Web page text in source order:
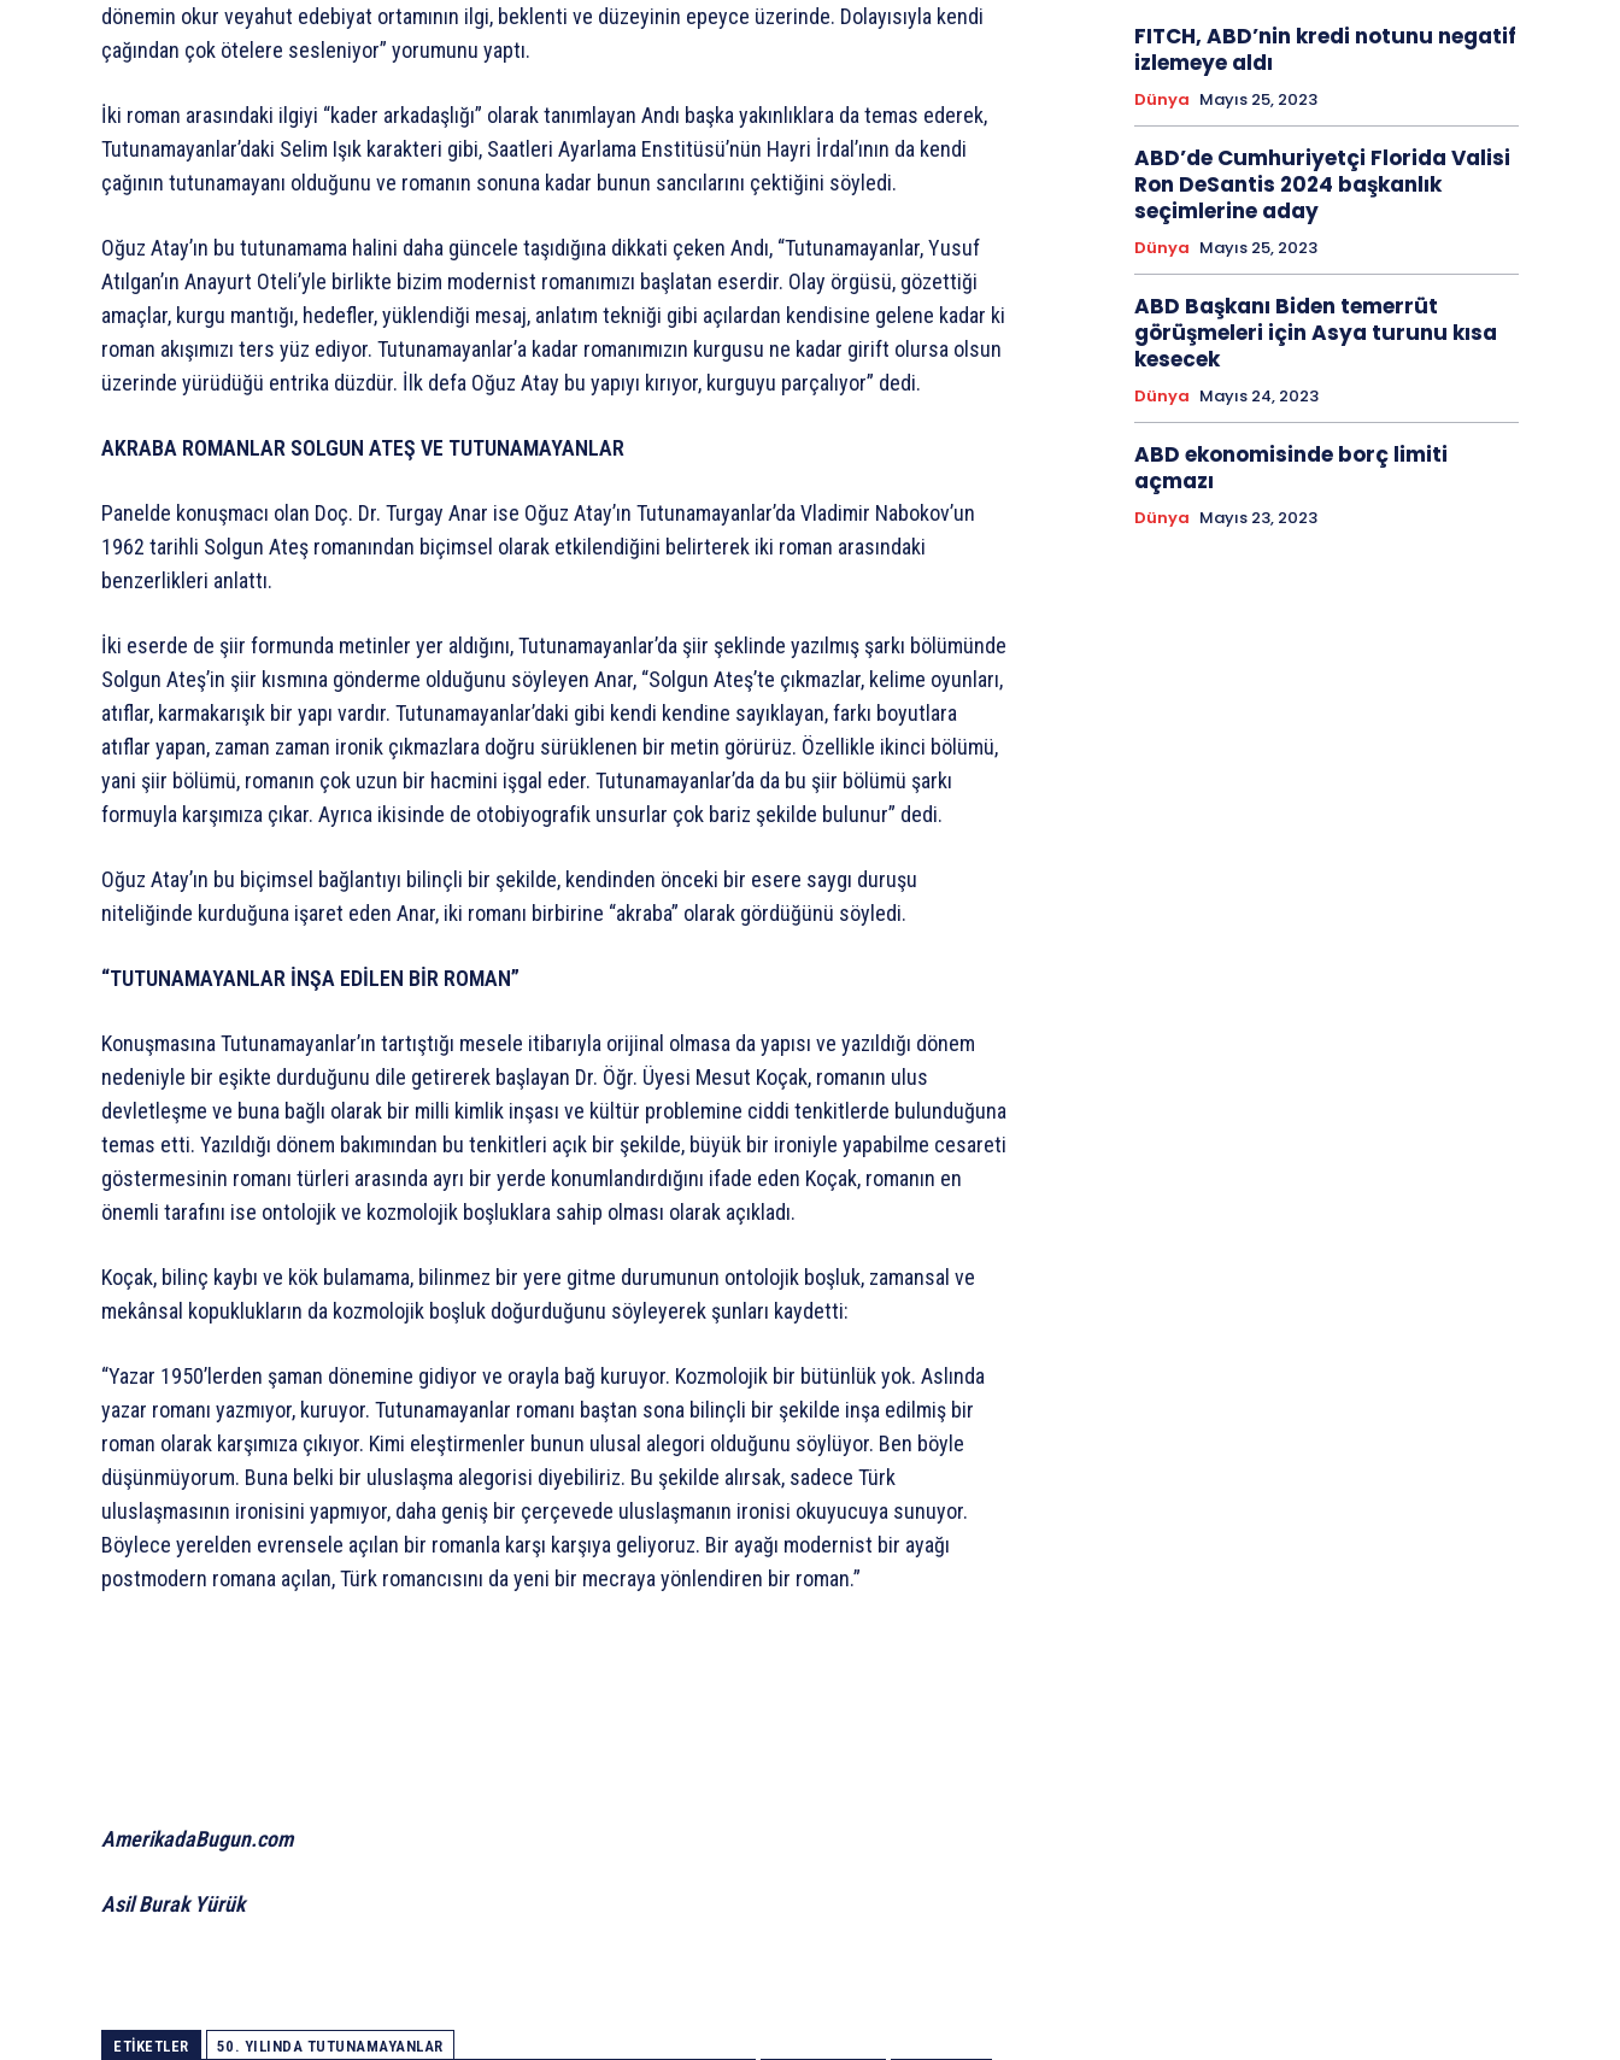
dönemin okur veyahut edebiyat ortamının ilgi, beklenti ve düzeyinin epeyce üzerinde. Dolayısıyla kendi
çağından çok ötelere sesleniyor” yorumunu yaptı.
İki roman arasındaki ilgiyi “kader arkadaşlığı” olarak tanımlayan Andı başka yakınlıklara da temas ederek,
Tutunamayanlar’daki Selim Işık karakteri gibi, Saatleri Ayarlama Enstitüsü’nün Hayri İrdal’ının da kendi
çağının tutunamayanı olduğunu ve romanın sonuna kadar bunun sancılarını çektiğini söyledi.
Oğuz Atay’ın bu tutunamama halini daha güncele taşıdığına dikkati çeken Andı, “Tutunamayanlar, Yusuf
Atılgan’ın Anayurt Oteli’yle birlikte bizim modernist romanımızı başlatan eserdir. Olay örgüsü, gözettiği
amaçlar, kurgu mantığı, hedefler, yüklendiği mesaj, anlatım tekniği gibi açılardan kendisine gelene kadar ki
roman akışımızı ters yüz ediyor. Tutunamayanlar’a kadar romanımızın kurgusu ne kadar girift olursa olsun
üzerinde yürüdüğü entrika düzdür. İlk defa Oğuz Atay bu yapıyı kırıyor, kurguyu parçalıyor” dedi.
AKRABA ROMANLAR SOLGUN ATEŞ VE TUTUNAMAYANLAR
Panelde konuşmacı olan Doç. Dr. Turgay Anar ise Oğuz Atay’ın Tutunamayanlar’da Vladimir Nabokov’un
1962 tarihli Solgun Ateş romanından biçimsel olarak etkilendiğini belirterek iki roman arasındaki
benzerlikleri anlattı.
İki eserde de şiir formunda metinler yer aldığını, Tutunamayanlar’da şiir şeklinde yazılmış şarkı bölümünde
Solgun Ateş’in şiir kısmına gönderme olduğunu söyleyen Anar, “Solgun Ateş’te çıkmazlar, kelime oyunları,
atıflar, karmakarışık bir yapı vardır. Tutunamayanlar’daki gibi kendi kendine sayıklayan, farkı boyutlara
atıflar yapan, zaman zaman ironik çıkmazlara doğru sürüklenen bir metin görürüz. Özellikle ikinci bölümü,
yani şiir bölümü, romanın çok uzun bir hacmini işgal eder. Tutunamayanlar’da da bu şiir bölümü şarkı
formuyla karşımıza çıkar. Ayrıca ikisinde de otobiyografik unsurlar çok bariz şekilde bulunur” dedi.
Oğuz Atay’ın bu biçimsel bağlantıyı bilinçli bir şekilde, kendinden önceki bir esere saygı duruşu
niteliğinde kurduğuna işaret eden Anar, iki romanı birbirine “akraba” olarak gördüğünü söyledi.
“TUTUNAMAYANLAR İNŞA EDİLEN BİR ROMAN”
Konuşmasına Tutunamayanlar’ın tartıştığı mesele itibarıyla orijinal olmasa da yapısı ve yazıldığı dönem
nedeniyle bir eşikte durduğunu dile getirerek başlayan Dr. Öğr. Üyesi Mesut Koçak, romanın ulus
devletleşme ve buna bağlı olarak bir milli kimlik inşası ve kültür problemine ciddi tenkitlerde bulunduğuna
temas etti. Yazıldığı dönem bakımından bu tenkitleri açık bir şekilde, büyük bir ironiyle yapabilme cesareti
göstermesinin romanı türleri arasında ayrı bir yerde konumlandırdığını ifade eden Koçak, romanın en
önemli tarafını ise ontolojik ve kozmolojik boşluklara sahip olması olarak açıkladı.
Koçak, bilinç kaybı ve kök bulamama, bilinmez bir yere gitme durumunun ontolojik boşluk, zamansal ve
mekânsal kopuklukların da kozmolojik boşluk doğurduğunu söyleyerek şunları kaydetti:
“Yazar 1950’lerden şaman dönemine gidiyor ve orayla bağ kuruyor. Kozmolojik bir bütünlük yok. Aslında
yazar romanı yazmıyor, kuruyor. Tutunamayanlar romanı baştan sona bilinçli bir şekilde inşa edilmiş bir
roman olarak karşımıza çıkıyor. Kimi eleştirmenler bunun ulusal alegori olduğunu söylüyor. Ben böyle
düşünmüyorum. Buna belki bir uluslaşma alegorisi diyebiliriz. Bu şekilde alırsak, sadece Türk
uluslaşmasının ironisini yapmıyor, daha geniş bir çerçevede uluslaşmanın ironisi okuyucuya sunuyor.
Böylece yerelden evrensele açılan bir romanla karşı karşıya geliyoruz. Bir ayağı modernist bir ayağı
postmodern romana açılan, Türk romancısını da yeni bir mecraya yönlendiren bir roman.”
AmerikadaBugun.com
Asil Burak Yürük
ETIKETLER 50. YILINDA TUTUNAMAYANLAR
FITCH, ABD’nin kredi notunu negatif
izlemeye aldı
Dünya Mayıs 25, 2023
ABD’de Cumhuriyetçi Florida Valisi
Ron DeSantis 2024 başkanlık
seçimlerine aday
Dünya Mayıs 25, 2023
ABD Başkanı Biden temerrüt
görüşmeleri için Asya turunu kısa
kesecek
Dünya Mayıs 24, 2023
ABD ekonomisinde borç limiti
açmazı
Dünya Mayıs 23, 2023